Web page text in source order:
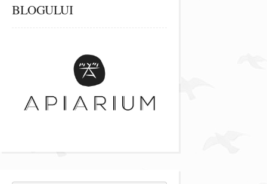
BLOGULUI